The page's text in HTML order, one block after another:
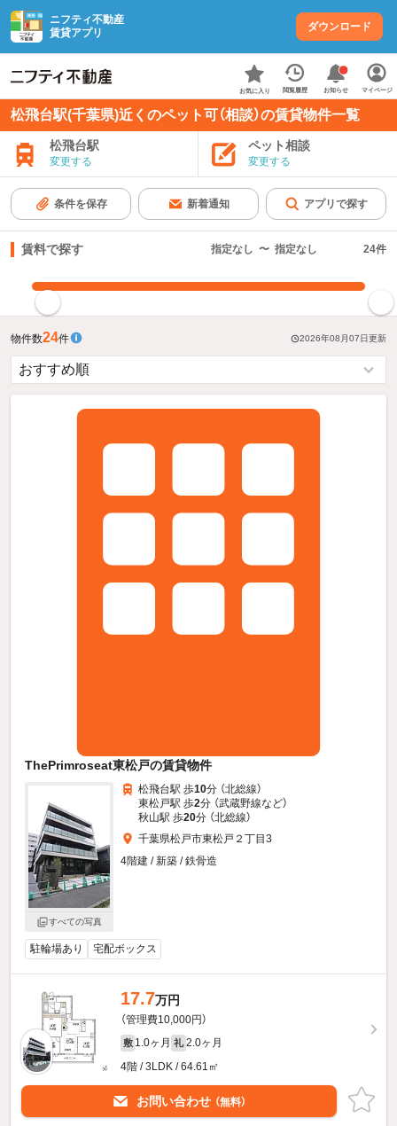
ニフティ不動産
賃貸アプリ
ダウンロード
お気に入り 閲覧履歴 お知らせ マイページ
松飛台駅(千葉県)近くのペット可（相談）の賃貸物件一覧
松飛台駅
変更する
ペット相談
変更する
条件を保存 新着通知 アプリで探す
賃料で探す 指定なし 〜 指定なし 24件
物件数24件 2026年08月07日更新
ThePrimroseat東松戸の賃貸物件
すべての写真
松飛台駅 歩10分 （北総線）
東松戸駅 歩2分 （武蔵野線など）
秋山駅 歩20分 （北総線）
千葉県松戸市東松戸２丁目3
4階建 / 新築 / 鉄骨造
駐輪場あり 宅配ボックス
17.7万円
（管理費10,000円）
敷 1.0ヶ月 礼 2.0ヶ月
4階 / 3LDK / 64.61㎡
お問い合わせ （無料）